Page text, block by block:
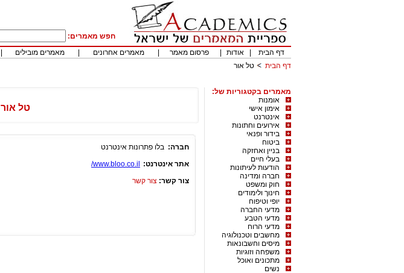
חפש מאמרים:
דף הבית
אודות פרסום מאמר מאמרים אחרונים מאמרים מובילים
דף הבית
טל אור
מאמרים בקטגוריות של:
אומנות
אימון אישי
אינטרנט
אירועים וחתונות
בידור ופנאי
ביטוח
בניין ואחזקה
בעלי חיים
הודעות לעיתונות
חברה ומדינה
חוק ומשפט
חינוך ולימודים
יופי וטיפוח
מדעי החברה
מדעי הטבע
מדעי הרוח
מחשבים וטכנולוגיה
מיסים וחשבונאות
משפחה וזוגיות
מתכונים ואוכל
נשים
טל אור
חברה: בלו פתרונות אינטרנט
אתר אינטרנט:
www.bloo.co.il/
צור קשר: צור קשר